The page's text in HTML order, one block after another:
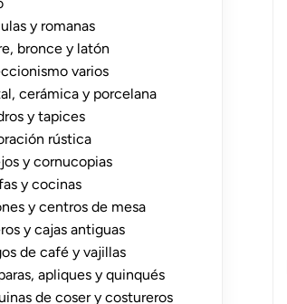
y romanas
bronce y latón
varios
cerámica y porcelana
y tapices
rústica
y cornucopias
y cocinas
y centros de mesa
y cajas antiguas
de café y vajillas
apliques y quinqués
de coser y costureros